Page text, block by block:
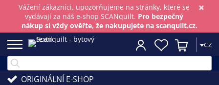
×
Vážení zákazníci, upozorňujeme na stránky, které se
vydávají za náš e-shop SCANquilt. Pro bezpečný
nákup si vždy ověřte, že nakupujete na scanquilt.cz.
CZ
ORIGINÁLNÍ E-SHOP